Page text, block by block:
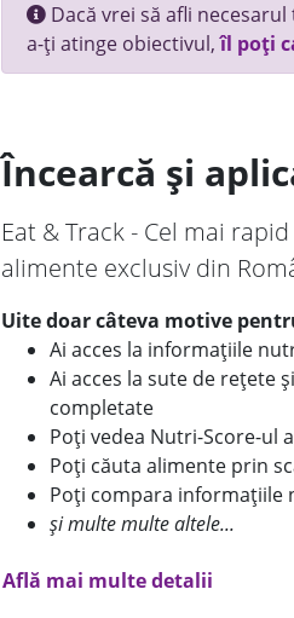
Dacă vrei să afli
a-ți atinge obiectivul,îl poți
Încearcă și
Eat & Track - Cel mai
alimente exclusiv din
Uite doar câteva motive
Ai acces la informațiile
Ai acces la sute de rețete
completate
Poți vedea Nutri-Score-ul
Poți căuta alimente prin
Poți compara informațiile
și multe multe altele...
Află mai multe detalii